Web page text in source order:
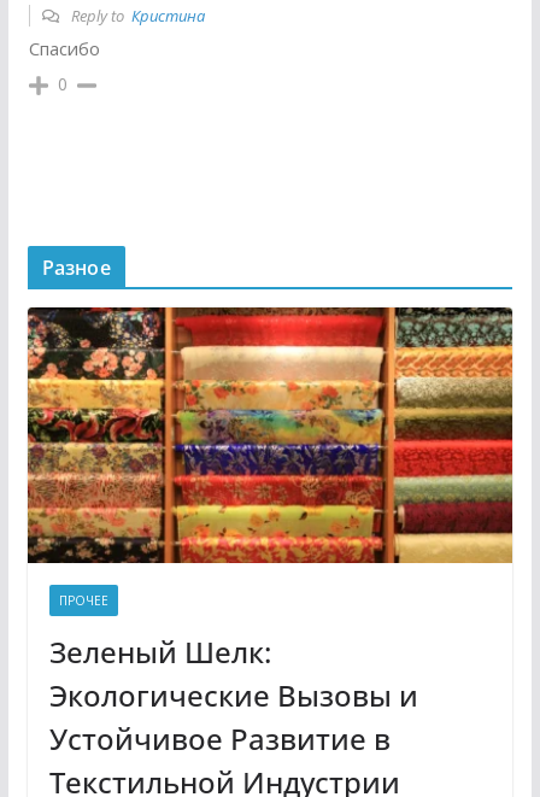
Reply to Кристина
Спасибо
0
Разное
ПРОЧЕЕ
Зеленый Шелк:
Экологические Вызовы и
Устойчивое Развитие в
Текстильной Индустрии